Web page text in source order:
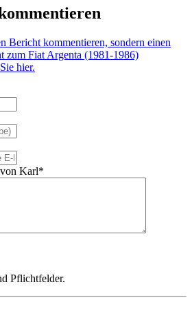
Bericht kommentieren, sondern einen
zum Fiat Argenta (1981-1986)
hier.
Karl*
Pflichtfelder.